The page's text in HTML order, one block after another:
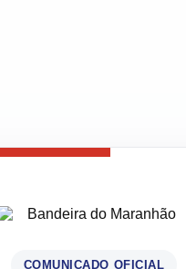
COMUNICADO OFICIAL